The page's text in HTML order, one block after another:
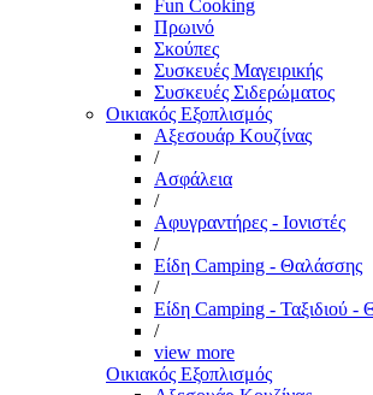
Fun Cooking
Πρωινό
Σκούπες
Συσκευές Μαγειρικής
Συσκευές Σιδερώματος
Οικιακός Εξοπλισμός
Αξεσουάρ Κουζίνας
/
Ασφάλεια
/
Αφυγραντήρες - Ιονιστές
/
Είδη Camping - Θαλάσσης
/
Είδη Camping - Ταξιδιού -
/
view more
Οικιακός Εξοπλισμός